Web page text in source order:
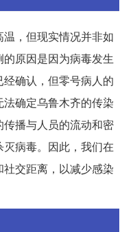
，但现实情况并非如
原因是因为病毒发生
确认，但零号病人的
确定乌鲁木齐的传染
播与人员的流动和密
病毒。因此，我们在
交距离，以减少感染